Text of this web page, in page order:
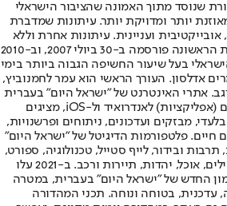
שנוסד מתוך האמונה שהציבור הישראלי
יותר ומדויקת יותר. עיתונות שמדברת
ועניינית. עיתונות אחרת וללא
תשלום. המהדורה המודפסת הראשונה פורסמה ב-30 ביולי 2007, וב-2010
בעל שיעור החשיפה הגבוה ביותר בימי
אדלסון. העורך הראשי הוא עמר לחמנוביץ,
אתרי האינטרנט של "ישראל היום" בעברית
ובאנגלית, כמו כן היישומונים (אפליקציות) לאנדרואיד ול-iOS, מציגים
מבזקים ועדכונים, ניתוחים ופרשנויות,
חיים. פלטפורמות הדיגיטל של "ישראל היום"
ובידור, לייף סטייל, טכנולוגיה, ספורט,
כלכלה וצרכנות, בריאות, חיילים, אוכל, יהדות, תיירות ורכב. ב-2021 עלו
החדש של "ישראל היום" בעברית, במטרה
עדכנית, בטוחה ונוחה. תכני המהדורה